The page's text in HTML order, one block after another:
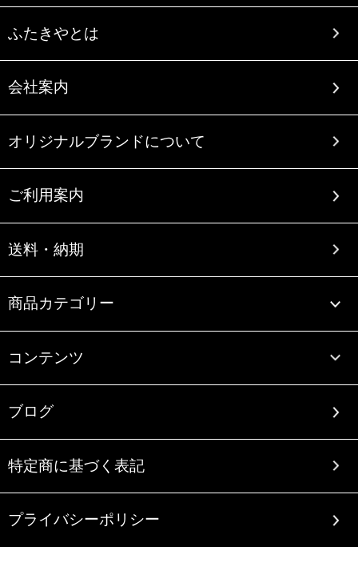
ふたきやとは
会社案内
オリジナルブランドについて
ご利用案内
送料・納期
商品カテゴリー
コンテンツ
ブログ
特定商に基づく表記
プライバシーポリシー